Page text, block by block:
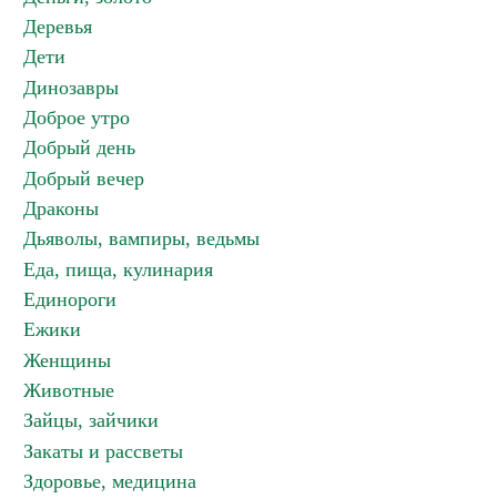
Деревья
Дети
Динозавры
Доброе утро
Добрый день
Добрый вечер
Драконы
Дьяволы, вампиры, ведьмы
Еда, пища, кулинария
Единороги
Ежики
Женщины
Животные
Зайцы, зайчики
Закаты и рассветы
Здоровье, медицина